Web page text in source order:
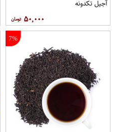
آجیل تکدونه
۵۰,۰۰۰
7%